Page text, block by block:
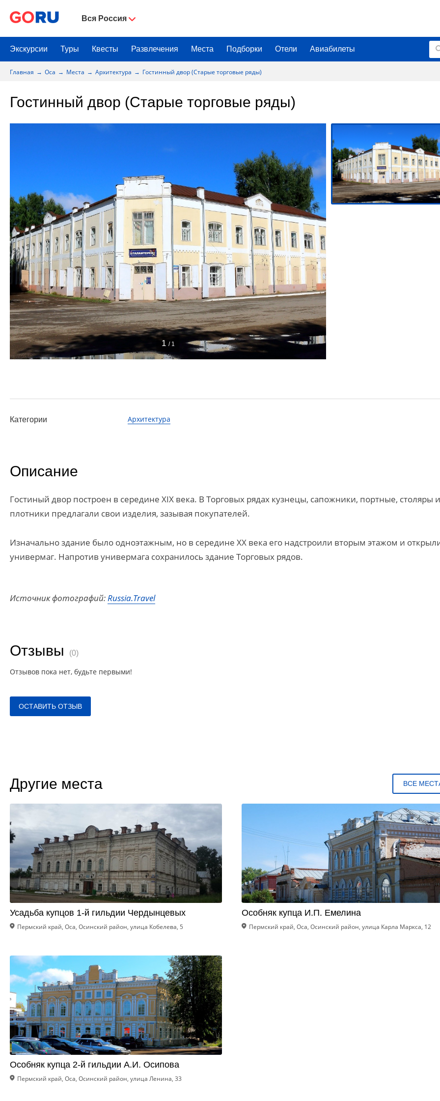
Вся Россия
Экскурсии Туры Квесты Развлечения Места Подборки Отели Авиабилеты
Главная Оса Места Архитектура Гостинный двор (Старые торговые ряды)
Гостинный двор (Старые торговые ряды)
1 / 1
Категории Архитектура
Описание
Гостиный двор построен в середине XIX века. В Торговых рядах кузнецы, сапожники, портные, столяры и
плотники предлагали свои изделия, зазывая покупателей.
Изначально здание было одноэтажным, но в середине XX века его надстроили вторым этажом и
универмаг. Напротив универмага сохранилось здание Торговых рядов.
Источник фотографий:Russia.Travel
Отзывы (0)
Отзывов пока нет, будьте первыми!
ОСТАВИТЬ ОТЗЫВ
Другие места ВСЕ
Усадьба купцов 1-й гильдии Чердынцевых
Пермский край, Оса, Осинский район, улица Кобелева, 5
Особняк купца И.П. Емелина
Пермский край, Оса, Осинский район, улица Карла Маркса, 12
Особняк купца 2-й гильдии А.И. Осипова
Пермский край, Оса, Осинский район, улица Ленина, 33